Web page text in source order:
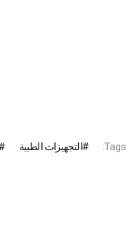
Tags: التجهيزات الطبية